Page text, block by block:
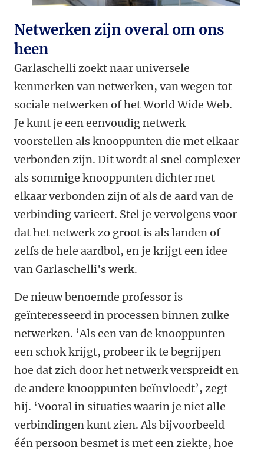
Netwerken zijn overal om ons
heen
Garlaschelli zoekt naar universele
kenmerken van netwerken, van wegen tot
sociale netwerken of het World Wide Web.
Je kunt je een eenvoudig netwerk
voorstellen als knooppunten die met elkaar
verbonden zijn. Dit wordt al snel complexer
als sommige knooppunten dichter met
elkaar verbonden zijn of als de aard van de
verbinding varieert. Stel je vervolgens voor
dat het netwerk zo groot is als landen of
zelfs de hele aardbol, en je krijgt een idee
van Garlaschelli's werk.
De nieuw benoemde professor is
geïnteresseerd in processen binnen zulke
netwerken. ‘Als een van de knooppunten
een schok krijgt, probeer ik te begrijpen
hoe dat zich door het netwerk verspreidt en
de andere knooppunten beïnvloedt’, zegt
hij. ‘Vooral in situaties waarin je niet alle
verbindingen kunt zien. Als bijvoorbeeld
één persoon besmet is met een ziekte, hoe